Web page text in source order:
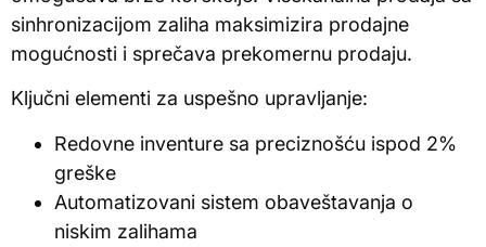
sinhronizacijom zaliha maksimizira prodajne
mogućnosti i sprečava prekomernu prodaju.
Ključni elementi za uspešno upravljanje:
Redovne inventure sa preciznošću ispod 2%
greške
Automatizovani sistem obaveštavanja o
niskim zalihama